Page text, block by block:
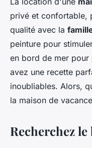
privé et confortable,
qualité avec la
peinture pour
en bord de mer
avez une recette
inoubliables. Alors,
la maison de
Recherchez